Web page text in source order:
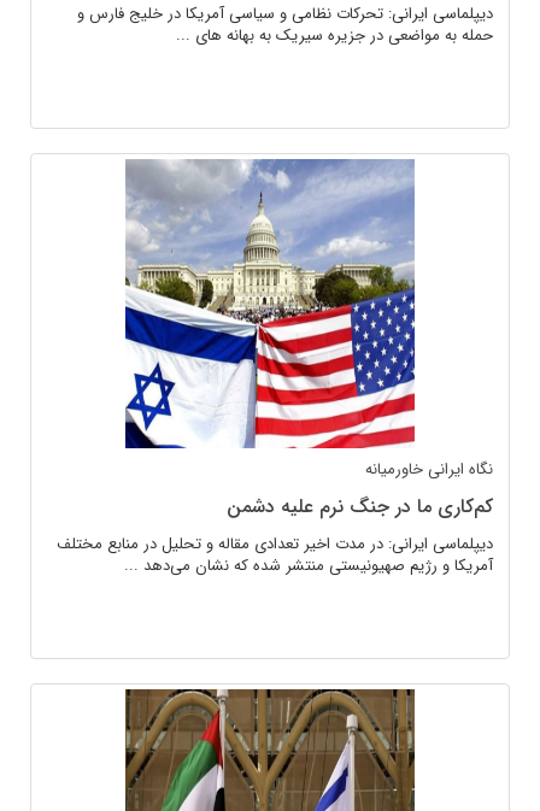
دیپلماسی ایرانی: تحرکات نظامی و سیاسی آمریکا در خلیج فارس و
حمله به مواضعی در جزیره سیریک به بهانه های ...
نگاه ایرانی خاورمیانه
کم‌کاری ما در جنگ نرم علیه دشمن
دیپلماسی ایرانی: در مدت اخیر تعدادی مقاله و تحلیل در منابع مختلف
آمریکا و رژیم صهیونیستی منتشر شده که نشان می‌دهد ...